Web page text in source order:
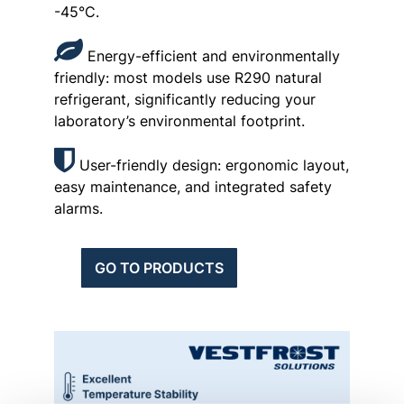
-45°C.
Energy-efficient and environmentally
friendly: most models use R290 natural
refrigerant, significantly reducing your
laboratory’s environmental footprint.
User-friendly design: ergonomic layout,
easy maintenance, and integrated safety
alarms.
GO TO PRODUCTS